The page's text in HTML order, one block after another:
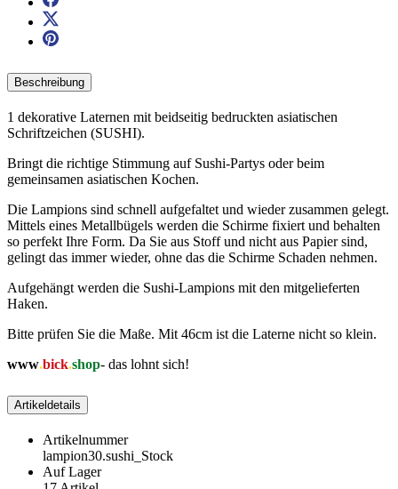
Beschreibung
1 dekorative Laternen mit beidseitig bedruckten asiatischen
Schriftzeichen (SUSHI).
Bringt die richtige Stimmung auf Sushi-Partys oder beim
gemeinsamen asiatischen Kochen.
Die Lampions sind schnell aufgefaltet und wieder zusammen gelegt.
Mittels eines Metallbügels werden die Schirme fixiert und behalten
so perfekt Ihre Form. Da Sie aus Stoff und nicht aus Papier sind,
gelingt das immer wieder, ohne das die Schirme Schaden nehmen.
Aufgehängt werden die Sushi-Lampions mit den mitgelieferten
Haken.
Bitte prüfen Sie die Maße. Mit 46cm ist die Laterne nicht so klein.
www.bick.shop- das lohnt sich!
Artikeldetails
Artikelnummer
lampion30.sushi_Stock
Auf Lager